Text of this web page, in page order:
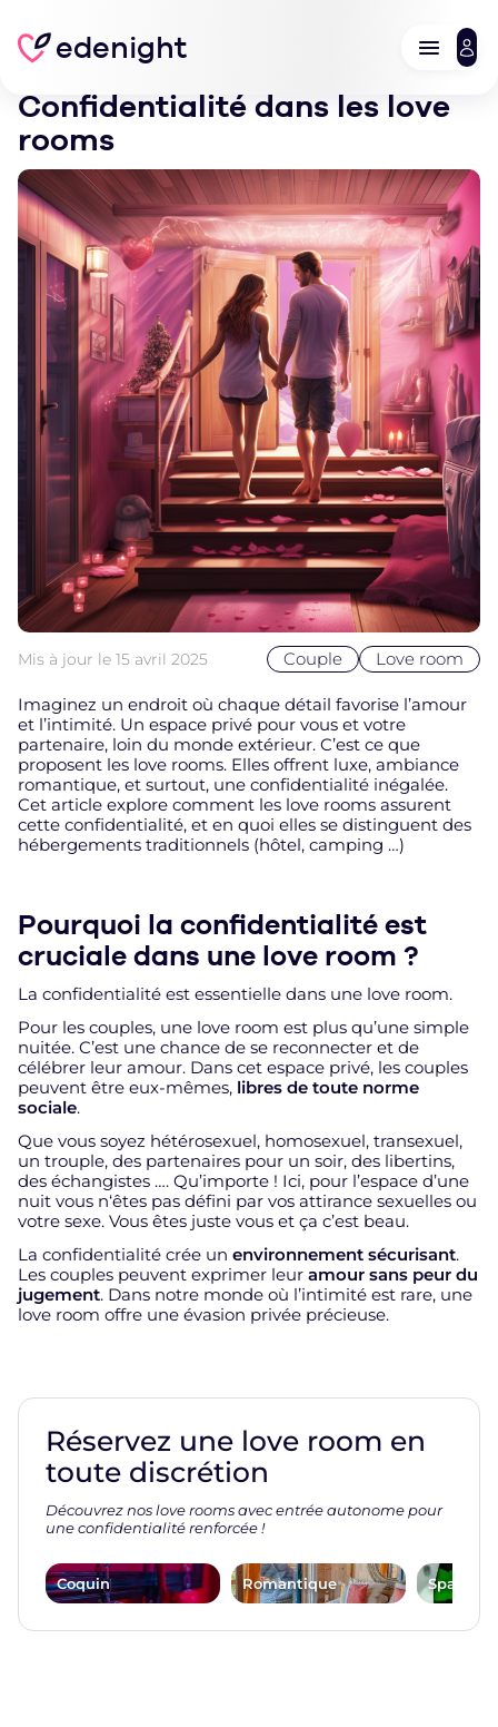
edenight
Confidentialité dans les love
rooms
Mis à jour le 15 avril 2025 Couple Love room
Imaginez un endroit où chaque détail favorise l’amour
et l’intimité. Un espace privé pour vous et votre
partenaire, loin du monde extérieur. C’est ce que
proposent les love rooms. Elles offrent luxe, ambiance
romantique, et surtout, une confidentialité inégalée.
Cet article explore comment les love rooms assurent
cette confidentialité, et en quoi elles se distinguent des
hébergements traditionnels (hôtel, camping …)
Pourquoi la confidentialité est
cruciale dans une love room ?
La confidentialité est essentielle dans une love room.
Pour les couples, une love room est plus qu’une simple
nuitée. C’est une chance de se reconnecter et de
célébrer leur amour. Dans cet espace privé, les couples
peuvent être eux-mêmes, libres de toute norme
sociale.
Que vous soyez hétérosexuel, homosexuel, transexuel,
un trouple, des partenaires pour un soir, des libertins,
des échangistes …. Qu’importe ! Ici, pour l’espace d’une
nuit vous n‘êtes pas défini par vos attirance sexuelles ou
votre sexe. Vous êtes juste vous et ça c’est beau.
La confidentialité crée un environnement sécurisant.
Les couples peuvent exprimer leur amour sans peur du
jugement. Dans notre monde où l’intimité est rare, une
love room offre une évasion privée précieuse.
Réservez une love room en
toute discrétion
Découvrez nos love rooms avec entrée autonome pour
une confidentialité renforcée !
Coquin Romantique Spa,